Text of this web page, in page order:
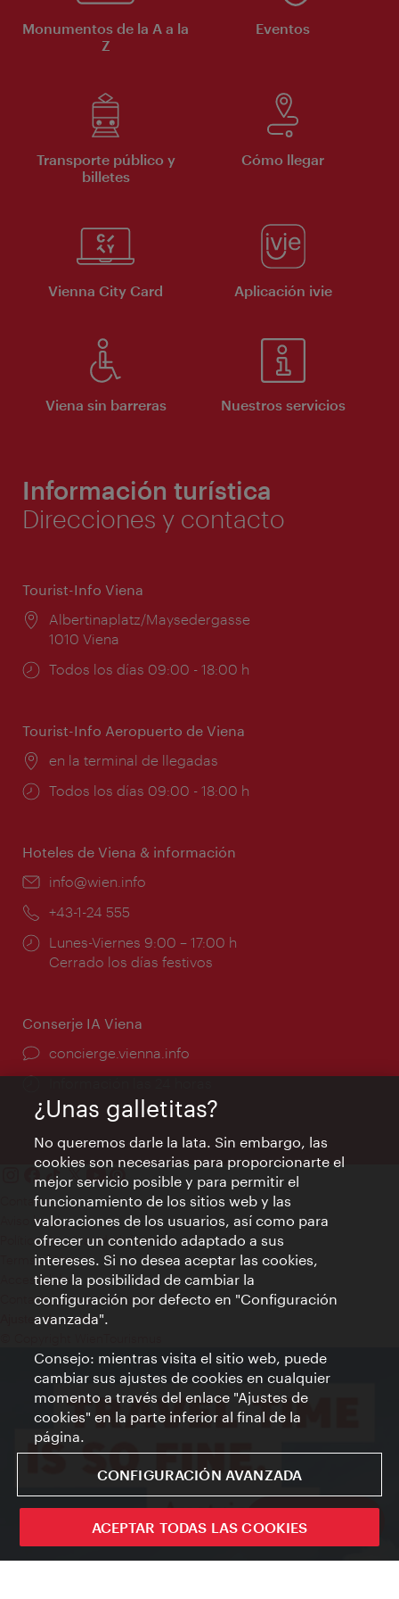
Sign up now
Monumentos de la A a la
Z
Eventos
Transporte público y
billetes
Cómo llegar
Vienna City Card Aplicación ivie
Viena sin barreras Nuestros servicios
Información turística
Direcciones y contacto
Tourist-Info Viena
Lugar:
Albertinaplatz/Maysedergasse
1010 Viena
Horarios
Todos los días 09:00 - 18:00 h
Tourist-Info Aeropuerto de Viena
Lugar:
en la terminal de llegadas
Horarios
Todos los días 09:00 - 18:00 h
Hoteles de Viena & información
e-
info@wien.info
Teléfono:
+43-1-24 555
Horarios
de
Lunes-Viernes 9:00 – 17:00 h
Cerrado los días festivos
Conserje IA Viena
concierge.vienna.info
Contacto
Aviso legal
Política de privacidad de datos
Terms of Use
Accesibilidad
Contacto para la prensa
Ajustes de cookie
¿Unas galletitas?
No queremos darle la lata. Sin embargo, las
cookies son necesarias para proporcionarte el
mejor servicio posible y para permitir el
funcionamiento de los sitios web y las
valoraciones de los usuarios, así como para
ofrecer un contenido adaptado a sus
intereses. Si no desea aceptar las cookies,
tiene la posibilidad de cambiar la
configuración por defecto en "Configuración
avanzada".
Consejo: mientras visita el sitio web, puede
cambiar sus ajustes de cookies en cualquier
momento a través del enlace "Ajustes de
cookies" en la parte inferior al final de la
página.
CONFIGURACIÓN AVANZADA
ACEPTAR TODAS LAS COOKIES